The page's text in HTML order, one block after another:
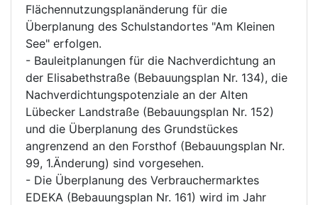
Flächennutzungsplanänderung für die
Überplanung des Schulstandortes "Am Kleinen
See" erfolgen.
- Bauleitplanungen für die Nachverdichtung an
der Elisabethstraße (Bebauungsplan Nr. 134), die
Nachverdichtungspotenziale an der Alten
Lübecker Landstraße (Bebauungsplan Nr. 152)
und die Überplanung des Grundstückes
angrenzend an den Forsthof (Bebauungsplan Nr.
99, 1.Änderung) sind vorgesehen.
- Die Überplanung des Verbrauchermarktes
EDEKA (Bebauungsplan Nr. 161) wird im Jahr